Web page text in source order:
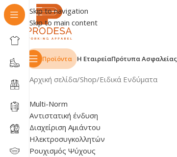
Skip to navigation
Skip to main content
Προϊόντα Η ΕταιρείαΠρότυπα Ασφαλείας
Αρχική σελίδα Shop Ειδικά Ενδύματα
Multi-Norm
Αντιστατική ένδυση
Διαχείριση Αμιάντου
Ηλεκτροσυγκολλητών
Ρουχισμός Ψύχους